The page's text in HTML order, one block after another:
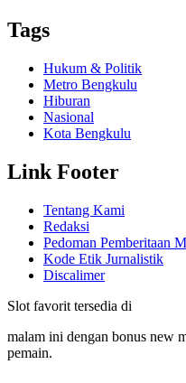
Tags
Hukum & Politik
Metro Bengkulu
Hiburan
Nasional
Kota Bengkulu
Link Footer
Tentang Kami
Redaksi
Pedoman Pemberitaan
Kode Etik Jurnalistik
Discalimer
Slot favorit tersedia di
malam ini dengan bonus new
pemain.